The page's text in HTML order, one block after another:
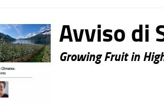
Avviso di
Growing Fruit in